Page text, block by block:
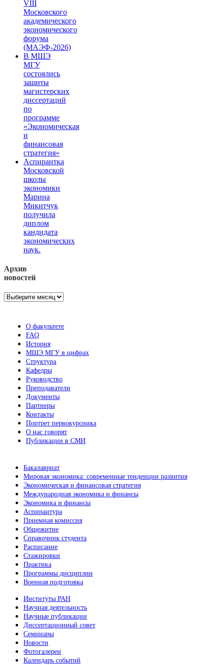
VIII
Московского
академического
экономического
форума
(МАЭФ-2026)
В МШЭ
МГУ
состоялись
защиты
магистерских
диссертаций
по
программе
«Экономическая
и
финансовая
стратегия»
Аспирантка
Московской
школы
экономики
Марина
Микитчук
получила
диплом
кандидата
экономических
наук.
Архив
новостей
Архив
О факультете
FAQ
История
МШЭ МГУ в цифрах
Структура
Кафедры
Руководство
Преподаватели
Документы
Партнеры
Контакты
Портрет первокурсника
О нас говорят
Публикации в СМИ
Бакалавриат
Мировая экономика: современные тенденции развития
Экономическая и финансовая стратегия
Международная экономика и финансы
Экономика и финансы
Аспирантура
Приемная комиссия
Общежитие
Справочник студента
Расписание
Стажировки
Практика
Программы дисциплин
Военная подготовка
Институты РАН
Научная деятельность
Научные публикации
Диссертационный совет
Семинары
Новости
Фотогалереи
Календарь событий